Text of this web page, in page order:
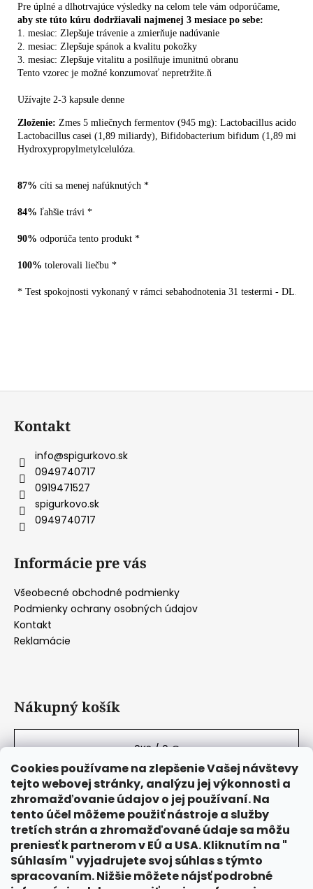
Cookies používame na zlepšenie Vašej návštevy
tejto webovej stránky, analýzu jej výkonnosti a
zhromažďovanie údajov o jej používaní. Na
tento účel môžeme použiť nástroje a služby
tretích strán a zhromažďované údaje sa môžu
preniesť k partnerom v EÚ a USA. Kliknutím na "
Súhlasím " vyjadrujete svoj súhlas s týmto
spracovaním. Nižšie môžete nájsť podrobné
Pre úplné a dlhotrvajúce výsledky na celom tele vám odporúčame,
aby ste túto kúru dodržiavali najmenej 3 mesiace po sebe:
1. mesiac: Zlepšuje trávenie a zmierňuje nadúvanie
2. mesiac: Zlepšuje spánok a kvalitu pokožky
3. mesiac: Zlepšuje vitalitu a posilňuje imunitnú obranu
Tento vzorec je možné konzumovať nepretržite.ň
Užívajte 2-3 kapsule denne
Zloženie: Zmes 5 mliečnych fermentov (945 mg): Lactobacillus
Lactobacillus casei (1,89 miliardy), Bifidobacterium bifidum (1,89
Hydroxypropylmetylcelulóza.
87%
84%
90%
100%
* Test spokojnosti vykonaný v rámci sebahodnotenia 31 testermi -
Z
Kontakt
info@spigurkovo.sk
0949740717
0919471527
spigurkovo.sk
0949740717
Informácie pre vás
Všeobecné obchodné podmienky
Podmienky ochrany osobných údajov
Kontakt
Reklamácie
Nákupný košík
0KS /0 €